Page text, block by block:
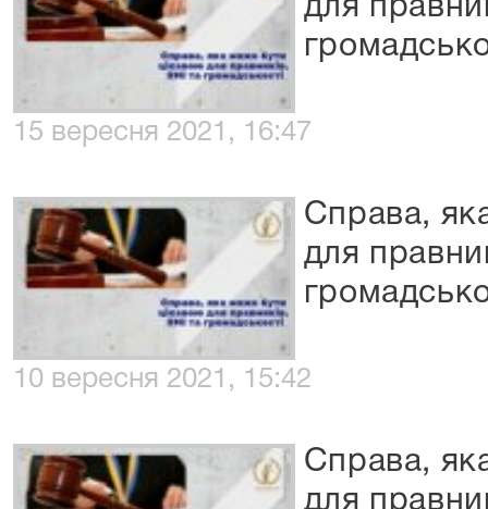
для
15 вересня 2021, 16:47
Справа,
для
10 вересня 2021, 15:42
Справа,
для